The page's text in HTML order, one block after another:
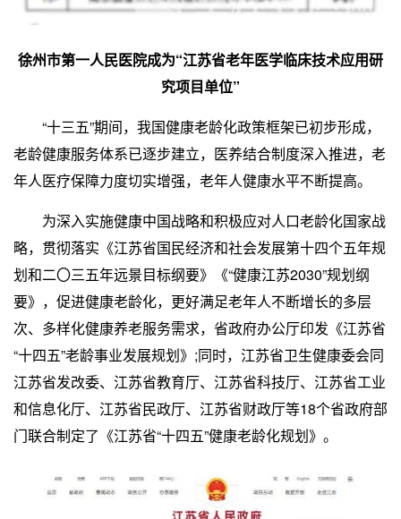
徐州市第一人民医院成为“江苏省老年医学临床技术应用研
究项目单位”
“十三五”期间，我国健康老龄化政策框架已初步形成，
老龄健康服务体系已逐步建立，医养结合制度深入推进，老
年人医疗保障力度切实增强，老年人健康水平不断提高。
为深入实施健康中国战略和积极应对人口老龄化国家战
略，贯彻落实《江苏省国民经济和社会发展第十四个五年规
划和二〇三五年远景目标纲要》《“健康江苏2030”规划纲
要》，促进健康老龄化，更好满足老年人不断增长的多层
次、多样化健康养老服务需求，省政府办公厅印发《江苏省
“十四五”老龄事业发展规划》;同时，江苏省卫生健康委会同
江苏省发改委、江苏省教育厅、江苏省科技厅、江苏省工业
和信息化厅、江苏省民政厅、江苏省财政厅等18个省政府部
门联合制定了《江苏省“十四五”健康老龄化规划》。